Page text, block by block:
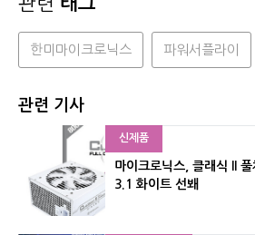
한미마이크로닉스 파워서플라이
관련 기사
신제품
마이크로닉스, 클래식 II
3.1 화이트 선봬